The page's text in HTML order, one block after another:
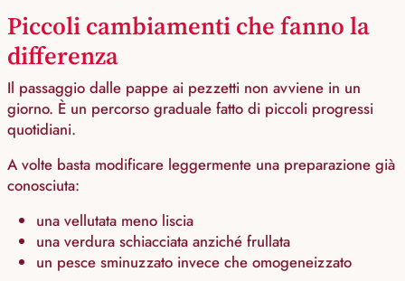
Piccoli cambiamenti che fanno la
differenza
Il passaggio dalle pappe ai pezzetti non avviene in un
giorno. È un percorso graduale fatto di piccoli progressi
quotidiani.
A volte basta modificare leggermente una preparazione già
conosciuta:
una vellutata meno liscia
una verdura schiacciata anziché frullata
un pesce sminuzzato invece che omogeneizzato